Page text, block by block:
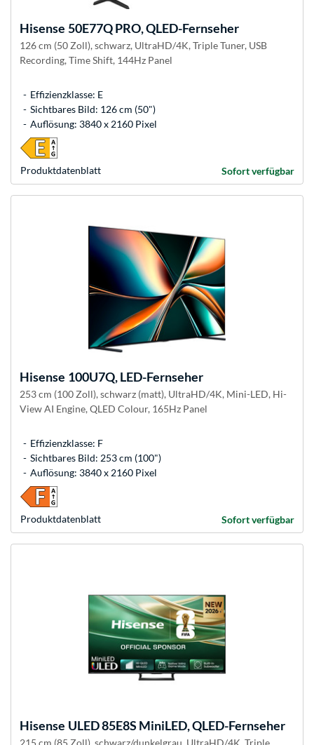
Hisense 50E77Q PRO, QLED-Fernseher
126 cm (50 Zoll), schwarz, UltraHD/4K, Triple Tuner, USB
Recording, Time Shift, 144Hz Panel
Effizienzklasse: E
Sichtbares Bild: 126 cm (50")
Auflösung: 3840 x 2160 Pixel
Produkt­datenblatt Sofort verfügbar
Hisense 100U7Q, LED-Fernseher
253 cm (100 Zoll), schwarz (matt), UltraHD/4K, Mini-LED, Hi-
View AI Engine, QLED Colour, 165Hz Panel
Effizienzklasse: F
Sichtbares Bild: 253 cm (100")
Auflösung: 3840 x 2160 Pixel
Produkt­datenblatt Sofort verfügbar
Hisense ULED 85E8S MiniLED, QLED-Fernseher